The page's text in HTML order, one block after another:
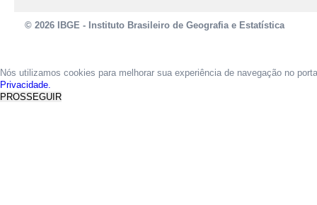
© 2026 IBGE - Instituto Brasileiro de Geografia e Estatística
Nós utilizamos cookies para melhorar sua experiência de navegação no
Privacidade.
PROSSEGUIR